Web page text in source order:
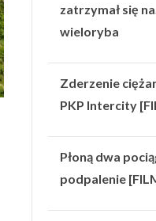
zatrzymał się
wieloryba
Zderzenie
PKP Intercity
Płoną dwa
podpalenie